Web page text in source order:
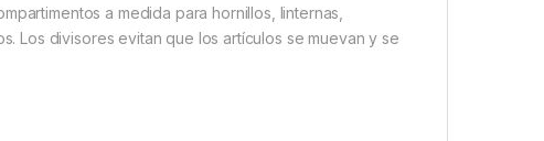
a medida para hornillos, linternas,
Los divisores evitan que los artículos se muevan y se